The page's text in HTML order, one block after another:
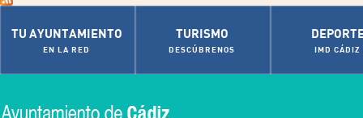
TU AYUNTAMIENTO
EN LA RED
TURISMO
DESCÚBRENOS IMD CÁDIZ